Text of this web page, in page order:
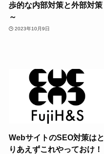
歩的な内部対策と外部対策
～
2023年10月9日
WebサイトのSEO対策はと
りあえずこれやっておけ！